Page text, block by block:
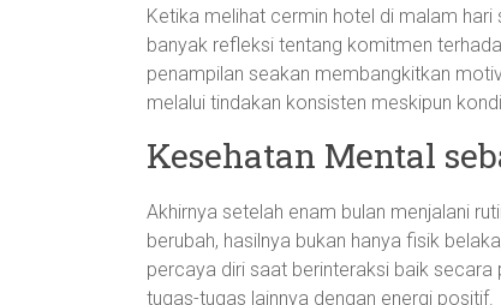
Ketika melihat cermin hotel di malam
banyak refleksi tentang komitmen
penampilan seakan membangkitkan
melalui tindakan konsisten meskipun
Kesehatan Mental
Akhirnya setelah enam bulan menjalani
berubah, hasilnya bukan hanya fisik
percaya diri saat berinteraksi baik
tugas-tugas lainnya dengan energi positif.